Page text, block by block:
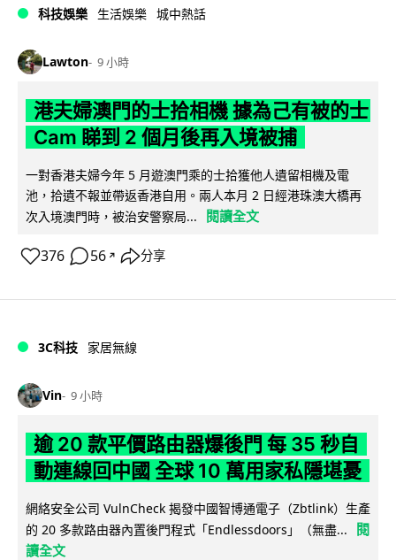
科技娛樂 生活娛樂 城中熱話
Lawton 9 小時
港夫婦澳門的士拾相機 據為己有被的士
Cam 睇到 2 個月後再入境被捕
一對香港夫婦今年 5 月遊澳門乘的士拾獲他人遺留相機及電
池，拾遺不報並帶返香港自用。兩人本月 2 日經港珠澳大橋再
次入境澳門時，被治安警察局...
閱讀全文
376 56 ↗ 分享
3C科技 家居無線
Vin 9 小時
逾 20 款平價路由器爆後門 每 35 秒自
動連線回中國 全球 10 萬用家私隱堪憂
網絡安全公司 VulnCheck 揭發中國智博通電子（Zbtlink）生產
的 20 多款路由器內置後門程式「Endlessdoors」（無盡...
閱
讀全文